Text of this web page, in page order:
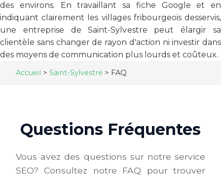
des environs. En travaillant sa fiche Google et en
indiquant clairement les villages fribourgeois desservis,
une entreprise de Saint-Sylvestre peut élargir sa
clientèle sans changer de rayon d'action ni investir dans
des moyens de communication plus lourds et coûteux.
Accueil > Saint-Sylvestre > FAQ
Questions Fréquentes
Vous avez des questions sur notre service
SEO? Consultez notre FAQ pour trouver